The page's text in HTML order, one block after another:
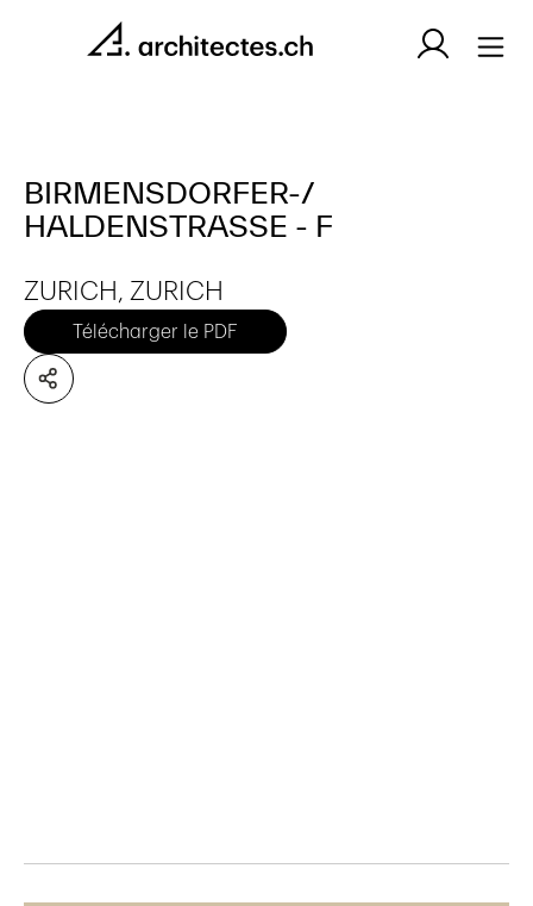
BIRMENSDORFER-/
HALDENSTRASSE - F
ZURICH, ZURICH
Télécharger le PDF